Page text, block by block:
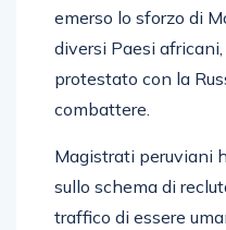
emerso lo sforzo di
diversi Paesi
protestato con la
combattere.
Magistrati peruviani
sullo schema di
traffico di essere